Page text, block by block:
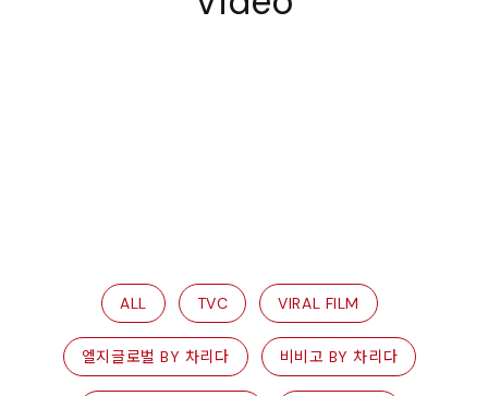
ALL TVC VIRAL FILM
엘지글로벌 BY 차리다 비비고 BY 차리다